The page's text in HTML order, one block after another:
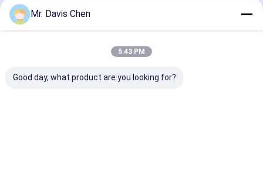
अनुशंसित उत्पाद
Mr. Davis Chen
5:43 PM
Good day, what product are you looking for?